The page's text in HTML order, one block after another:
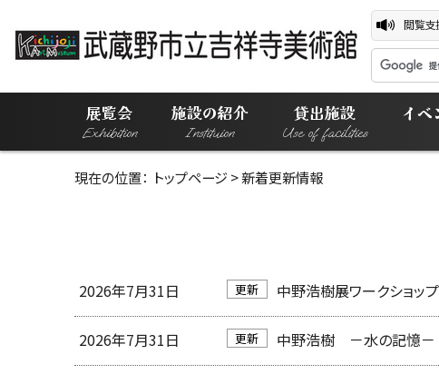
閲覧支
展覧会
Exhibition
施設の紹介
Instituion
貸出施設
Use of facilities
イベ
現在の位置： トップページ > 新着更新情報
2026年7月31日 更新 中野浩樹展ワークショップ
2026年7月31日 更新 中野浩樹 －水の記憶－